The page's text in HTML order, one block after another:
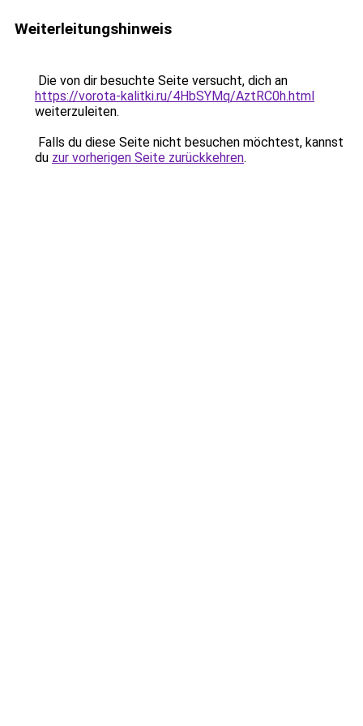
Weiterleitungshinweis
Die von dir besuchte Seite versucht, dich an
https://vorota-kalitki.ru/4HbSYMq/AztRC0h.html
weiterzuleiten.
Falls du diese Seite nicht besuchen möchtest, kannst
du zur vorherigen Seite zurückkehren.